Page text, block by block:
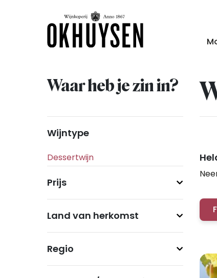
Waar heb je zin in?
Wijntype
Prijs
Land van herkomst
Regio